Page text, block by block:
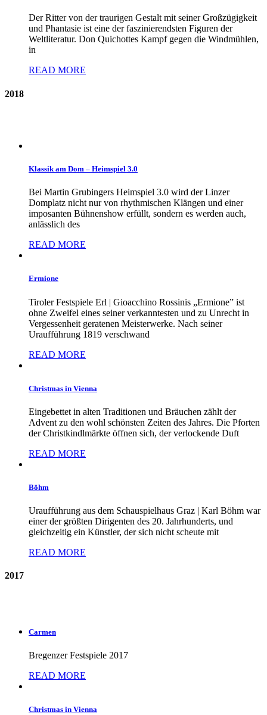
Der Ritter von der traurigen Gestalt mit seiner Großzügigkeit
und Phantasie ist eine der faszinierendsten Figuren der
Weltliteratur. Don Quichottes Kampf gegen die Windmühlen,
in
READ MORE
2018
Klassik am Dom – Heimspiel 3.0
Bei Martin Grubingers Heimspiel 3.0 wird der Linzer
Domplatz nicht nur von rhythmischen Klängen und einer
imposanten Bühnenshow erfüllt, sondern es werden auch,
anlässlich des
READ MORE
Ermione
Tiroler Festspiele Erl | Gioacchino Rossinis „Ermione” ist
ohne Zweifel eines seiner verkanntesten und zu Unrecht in
Vergessenheit geratenen Meisterwerke. Nach seiner
Uraufführung 1819 verschwand
READ MORE
Christmas in Vienna
Eingebettet in alten Traditionen und Bräuchen zählt der
Advent zu den wohl schönsten Zeiten des Jahres. Die Pforten
der Christkindlmärkte öffnen sich, der verlockende Duft
READ MORE
Böhm
Uraufführung aus dem Schauspielhaus Graz | Karl Böhm war
einer der größten Dirigenten des 20. Jahrhunderts, und
gleichzeitig ein Künstler, der sich nicht scheute mit
READ MORE
2017
Carmen
Bregenzer Festspiele 2017
READ MORE
Christmas in Vienna